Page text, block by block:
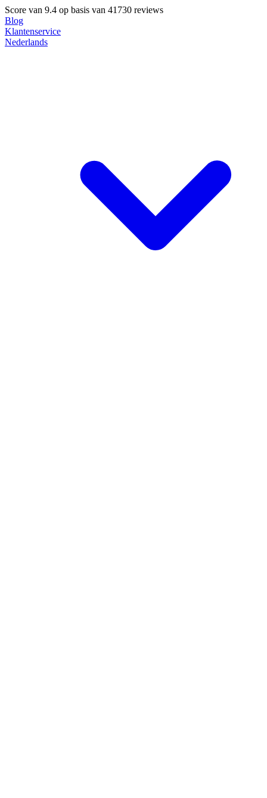
Score van 9.4 op basis van 41730 reviews
Blog
Klantenservice
Nederlands